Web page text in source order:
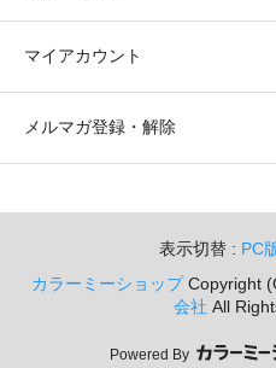
マイアカウント
メルマガ登録・解除
表示切替 : PC
カラーミーショップCopyright
会社 All
Powered By